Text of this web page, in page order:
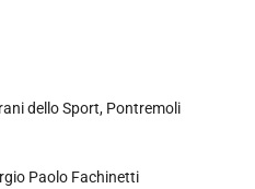
dello Sport, Pontremoli
Paolo Fachinetti